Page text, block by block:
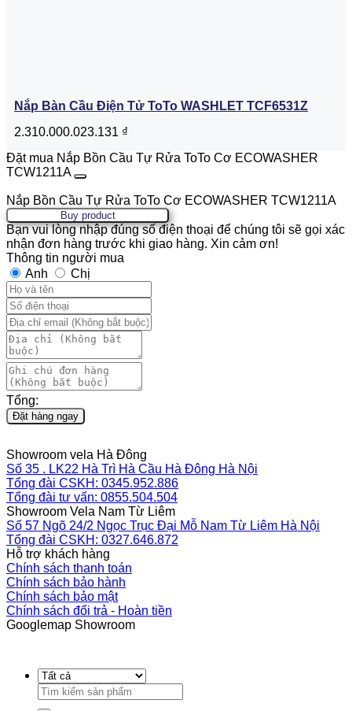
Nắp Bàn Cầu Điện Tử ToTo WASHLET TCF6531Z
2.310.000.023.131 ₫
Đặt mua Nắp Bồn Cầu Tự Rửa ToTo Cơ ECOWASHER
TCW1211A
Nắp Bồn Cầu Tự Rửa ToTo Cơ ECOWASHER TCW1211A
Buy product
Bạn vui lòng nhập đúng số điện thoại để chúng tôi sẽ gọi xác
nhận đơn hàng trước khi giao hàng. Xin cảm ơn!
Thông tin người mua
Anh
Chị
Tổng:
Đặt hàng ngay
Showroom vela Hà Đông
Số 35 . LK22 Hà Trì Hà Cầu Hà Đông Hà Nội
Tổng đài CSKH: 0345.952.886
Tổng đài tư vấn: 0855.504.504
Showroom Vela Nam Từ Liêm
Số 57 Ngõ 24/2 Ngọc Trục Đại Mỗ Nam Từ Liêm Hà Nội
Tổng đài CSKH: 0327.646.872
Hỗ trợ khách hàng
Chính sách thanh toán
Chính sách bảo hành
Chính sách bảo mật
Chính sách đổi trả - Hoàn tiền
Googlemap Showroom
Search
for: